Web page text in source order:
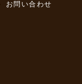
お問い合わせ